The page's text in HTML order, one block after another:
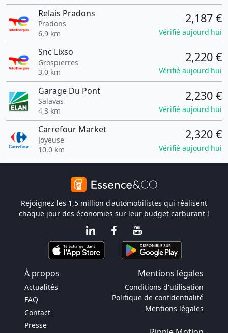
Relais Pradons
Pradons
6,9 km
2,187 €
Vérifié aujourd'hui
Snc Lixso
Grospierres
3,0 km
2,220 €
Vérifié aujourd'hui
Garage Du Pont
Salavas
4,3 km
2,230 €
Vérifié aujourd'hui
Carrefour Market
Joyeuse
10,0 km
2,320 €
Vérifié aujourd'hui
Rejoignez les 1,5 million d'automobilistes qui réalisent
chaque jour des économies sur leur budget carburant !
À propos Mentions légales
Actualités
FAQ
Contact
Presse
Conditions d'utilisation
Politique de confidentialité
Mentions légales